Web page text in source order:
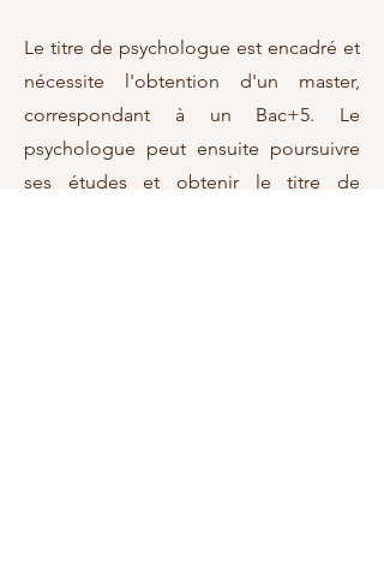
Le titre de psychologue est encadré et
nécessite l'obtention d'un master,
correspondant à un Bac+5. Le
psychologue peut ensuite poursuivre
ses études et obtenir le titre de